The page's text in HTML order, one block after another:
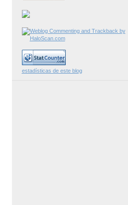
estadísticas de este blog